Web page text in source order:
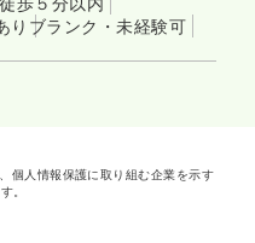
り ブランク・未経験可
個人情報保護に取り組む企業を示す
。